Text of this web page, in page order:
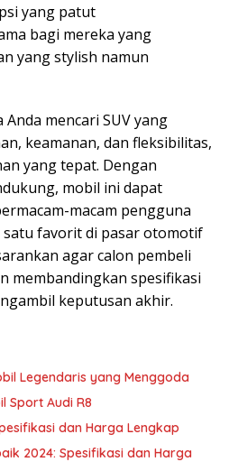
yang patut
bagi mereka yang
yang stylish namun
mencari SUV yang
keamanan, dan fleksibilitas,
yang tepat. Dengan
mobil ini dapat
macam pengguna
satu favorit di pasar otomotif
agar calon pembeli
membandingkan spesifikasi
keputusan akhir.
Legendaris yang Menggoda
Sport Audi R8
dan Harga Lengkap
2024: Spesifikasi dan Harga